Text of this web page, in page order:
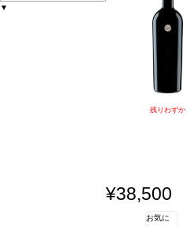
▼
残りわずか
¥38,500
お気に